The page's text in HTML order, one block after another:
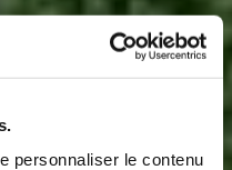
personnaliser le contenu